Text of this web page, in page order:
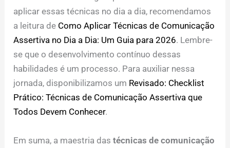
aplicar essas técnicas no dia a dia, recomendamos
a leitura de Como Aplicar Técnicas de Comunicação
Assertiva no Dia a Dia: Um Guia para 2026. Lembre-
se que o desenvolvimento contínuo dessas
habilidades é um processo. Para auxiliar nessa
jornada, disponibilizamos um Revisado: Checklist
Prático: Técnicas de Comunicação Assertiva que
Todos Devem Conhecer.
Em suma, a maestria dastécnicas de comunicação